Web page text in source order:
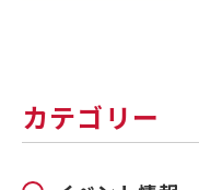
カテゴリー